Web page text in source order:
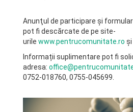
Anunţul de participare şi
pot fi descărcate de pe site-
urile www.pentrucomunitate.ro şi
Informații suplimentare pot fi
adresa:
0752-018760, 0755-045699.